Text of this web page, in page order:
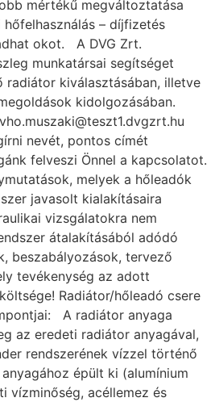
mértékű megváltoztatása
– díjfizetés
okot. A DVG Zrt.
munkatársai segítséget
radiátor kiválasztásában, illetve
kidolgozásában.
nevét, pontos címét
felveszi Önnel a kapcsolatot.
melyek a hőleadók
javasolt kialakításaira
vizsgálatokra nem
átalakításából adódó
beszabályozások, tervező
tevékenység az adott
Radiátor/hőleadó csere
A radiátor anyaga
az eredeti radiátor anyagával,
rendszerének vízzel történő
épült ki (alumínium
vízminőség, acéllemez és